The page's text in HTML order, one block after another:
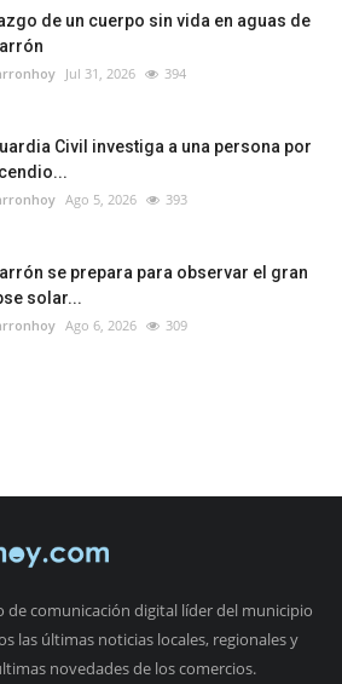
de un cuerpo sin vida en aguas de
Jul 31, 2026 394
Civil investiga a una persona por
Ago 5, 2026 393
se prepara para observar el gran
solar...
Ago 6, 2026 309
de comunicación digital líder del municipio
las últimas noticias locales, regionales y
novedades de los comercios.